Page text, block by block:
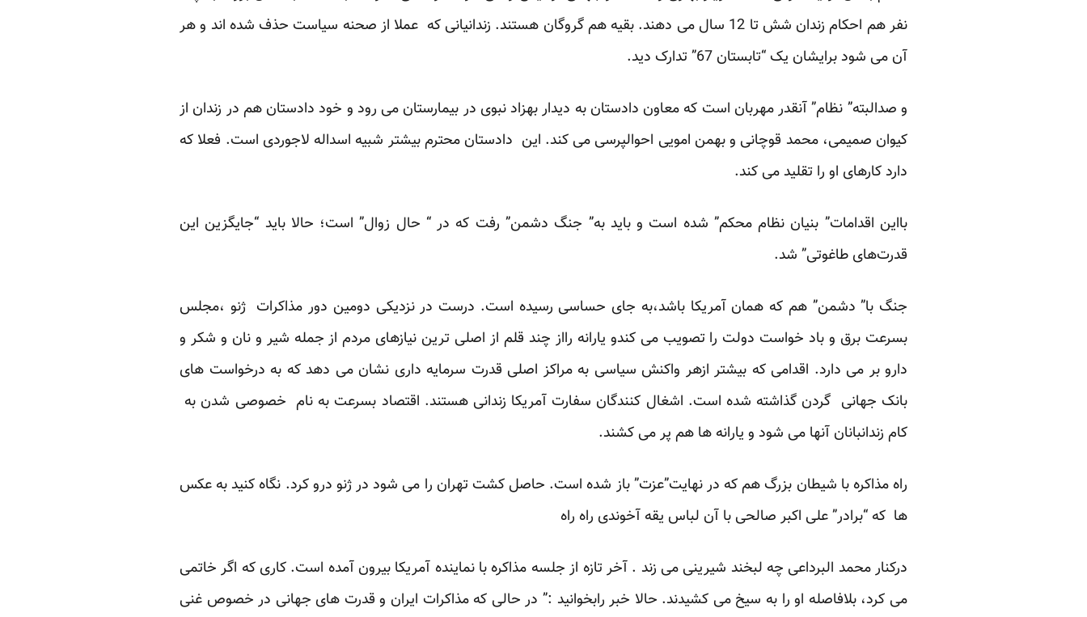
نفر هم احکام زندان شش تا 12 سال می دهند. بقیه هم گروگان هستند. زندانیانی که عملا از صحنه سیاست حذف شده اند و هر
آن می شود برایشان یک “تابستان 67” تدارک دید.
و صدالبته” نظام” آنقدر مهربان است که معاون دادستان به دیدار بهزاد نبوی در بیمارستان می رود و خود دادستان هم در زندان از
کیوان صمیمی، محمد قوچانی و بهمن امویی احوالپرسی می کند. این دادستان محترم بیشتر شبیه اسداله لاجوردی است. فعلا که
دارد کارهای او را تقلید می کند.
بااین اقدامات” بنیان نظام محکم” شده است و باید به” جنگ دشمن” رفت که در “ حال زوال” است؛ حالا باید “جایگزین این
قدرت‌های طاغوتی” شد.
جنگ با” دشمن” هم که همان آمریکا باشد،به جای حساسی رسیده است. درست در نزدیکی دومین دور مذاکرات ژنو ،مجلس
بسرعت برق و باد خواست دولت را تصویب می کندو یارانه رااز چند قلم از اصلی ترین نیازهای مردم از جمله شیر و نان و شکر و
دارو بر می دارد. اقدامی که بیشتر ازهر واکنش سیاسی به مراکز اصلی قدرت سرمایه داری نشان می دهد که به درخواست های
بانک جهانی گردن گذاشته شده است. اشغال کنندگان سفارت آمریکا زندانی هستند. اقتصاد بسرعت به نام خصوصی شدن به
کام زندانبانان آنها می شود و یارانه ها هم پر می کشند.
راه مذاکره با شیطان بزرگ هم که در نهایت”عزت” باز شده است. حاصل کشت تهران را می شود در ژنو درو کرد. نگاه کنید به عکس
ها که “برادر” علی اکبر صالحی با آن لباس یقه آخوندی راه راه
درکنار محمد البرداعی چه لبخند شیرینی می زند . آخر تازه از جلسه مذاکره با نماینده آمریکا بیرون آمده است. کاری که اگر خاتمی
می کرد، بلافاصله او را به سیخ می کشیدند. حالا خبر رابخوانید :” در حالی که مذاکرات ایران و قدرت های جهانی در خصوص غنی